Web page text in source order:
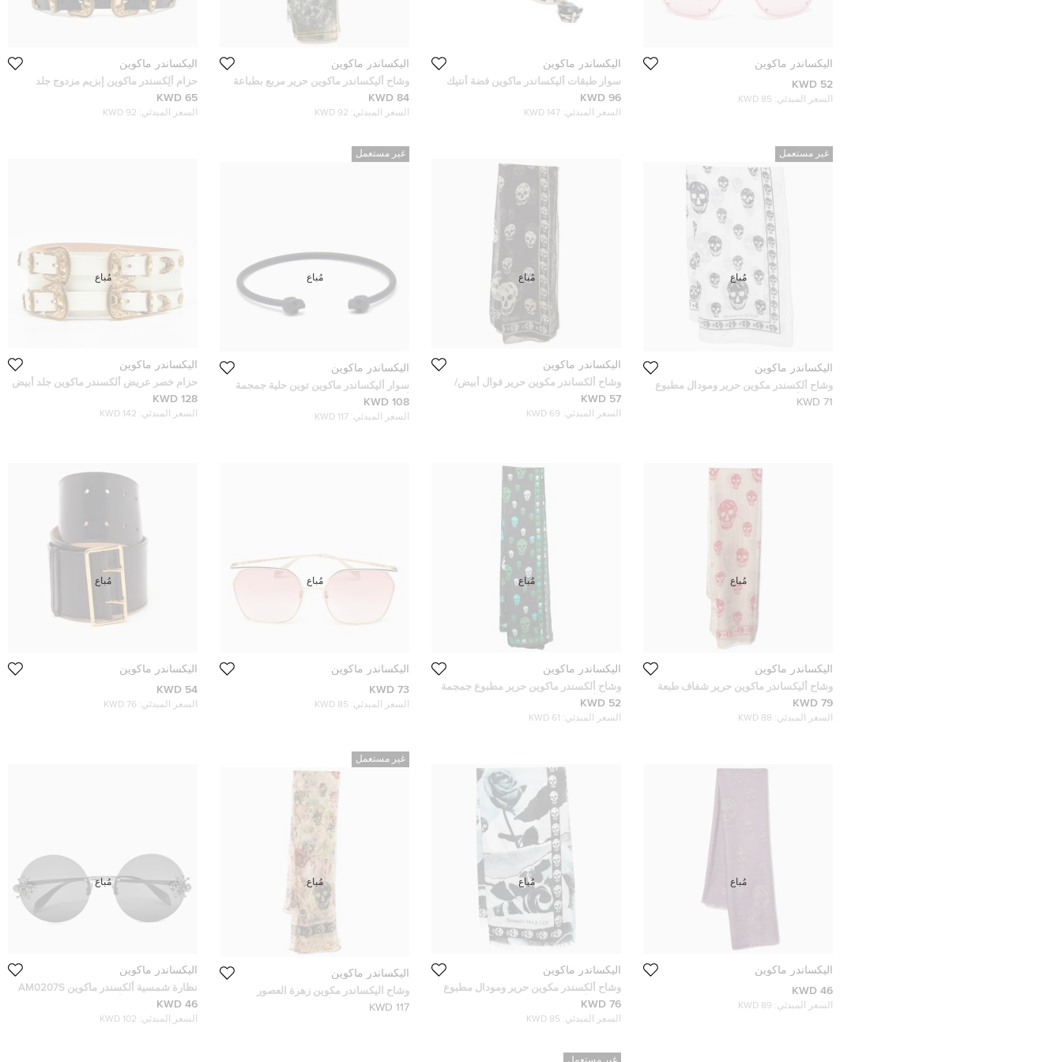
أليكساندر ماكوين
52 KWD
السعر المبدئي: 85 KWD
أليكساندر ماكوين
سوار طبقات أليكساندر ماكوين فضة أنتيك
بدلاية قلب قفل
96 KWD
السعر المبدئي: 147 KWD
أليكساندر ماكوين
وشاح أليكساندر ماكوين حرير مربع بطباعة
زهور أسود
84 KWD
السعر المبدئي: 92 KWD
أليكساندر ماكوين
حزام ألِكسندر ماكوين إبزيم مزدوج جلد
منقوش أسود 75 سم
65 KWD
السعر المبدئي: 92 KWD
غير مستعمل
أليكساندر ماكوين
وشاح ألكسندر مكوين حرير ومودال مطبوع
جمجمة أبيض
71 KWD
مُباع
أليكساندر ماكوين
وشاح ألكساندر مكوين حرير فوال أبيض/
أسود مطبوع جماجم
57 KWD
السعر المبدئي: 69 KWD
مُباع
غير مستعمل
أليكساندر ماكوين
سوار أليكساندر ماكوين توين حلية جمجمة
أسود اللون مفتوح
108 KWD
السعر المبدئي: 117 KWD
مُباع
أليكساندر ماكوين
حزام خصر عريض ألكسندر ماكوين جلد أبيض
بتفاصيل إبزيم 70 سم
128 KWD
السعر المبدئي: 142 KWD
مُباع
أليكساندر ماكوين
وشاح أليكساندر ماكوين حرير شفاف طبعة
جماجم بيج
79 KWD
السعر المبدئي: 88 KWD
مُباع
أليكساندر ماكوين
وشاح ألكسندر ماكوين حرير مطبوع جمجمة
أسود/أخضر
52 KWD
السعر المبدئي: 61 KWD
مُباع
أليكساندر ماكوين
73 KWD
السعر المبدئي: 85 KWD
مُباع
أليكساندر ماكوين
54 KWD
السعر المبدئي: 76 KWD
مُباع
أليكساندر ماكوين
46 KWD
السعر المبدئي: 89 KWD
مُباع
أليكساندر ماكوين
وشاح ألكسندر مكوين حرير ومودال مطبوع
جمجمة أبيض
76 KWD
السعر المبدئي: 85 KWD
مُباع
غير مستعمل
أليكساندر ماكوين
وشاح اليكساندر مكوين زهرة العصور
الوسطى متعددة الألوان طباعة جمجمة من
117 KWD
مُباع
أليكساندر ماكوين
نظارة شمسية ألكسندر ماكوين AM0207S
مستديرة عنكبوت أسود
46 KWD
السعر المبدئي: 102 KWD
مُباع